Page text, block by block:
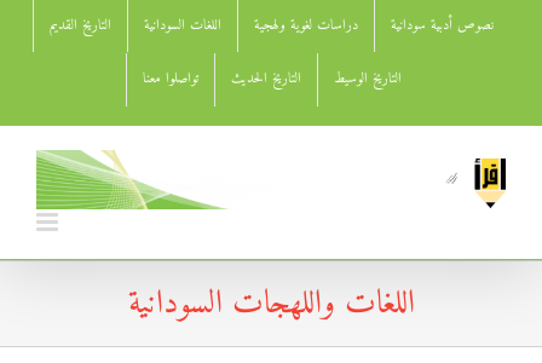
نصوص أدبية سودانية دراسات لغوية ولهجية اللغات السودانية التاريخ القديم
التاريخ الوسيط التاريخ الحديث تواصلوا معنا
اللغات واللهجات السودانية